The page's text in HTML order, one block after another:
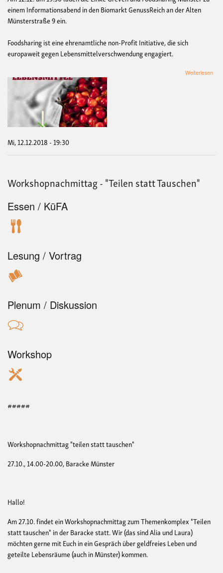
einem Informationsabend in den Biomarkt GenussReich an der Alten
Münsterstraße 9 ein.
Foodsharing ist eine ehrenamtliche non-Profit Initiative, die sich
europaweit gegen Lebensmittelverschwendung engagiert.
Weiterlesen
Mi, 12.12.2018 - 19:30
Workshopnachmittag - "Teilen statt Tauschen"
Essen / KüFA
Lesung / Vortrag
Plenum / Diskussion
Workshop
#####
Workshopnachmittag "teilen statt tauschen"
27.10., 14.00-20.00, Baracke Münster
Hallo!
Am 27.10. findet ein Workshopnachmittag zum Themenkomplex "Teilen
statt tauschen" in der Baracke statt. Wir (das sind Alia und Laura)
möchten gerne mit Euch in ein Gespräch über geldfreies Leben und
geteilte Lebensräume (auch in Münster) kommen.